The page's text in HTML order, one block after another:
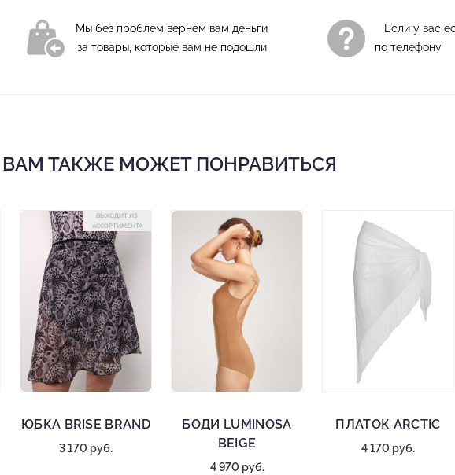
Мы без проблем вернем вам деньги
за товары, которые вам не подошли
Если у вас
по телефону
ВАМ ТАКЖЕ МОЖЕТ ПОНРАВИТЬСЯ
ВЫХОДИТ ИЗ
АССОРТИМЕНТА
ЮБКА BRISE BRAND
3 170 руб.
БОДИ LUMINOSA
BEIGE
4 970 руб.
ПЛАТОК ARCTIC
4 170 руб.